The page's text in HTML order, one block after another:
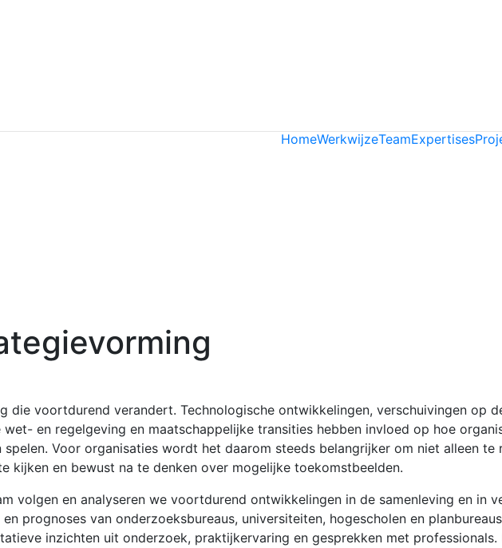
HomeWerkwijzeTeamExpertises
die voortdurend verandert. Technologische ontwikkelingen, verschuivingen op
en regelgeving en maatschappelijke transities hebben invloed op hoe
Voor organisaties wordt het daarom steeds belangrijker om niet alleen te
kijken en bewust na te denken over mogelijke toekomstbeelden.
volgen en analyseren we voortdurend ontwikkelingen in de samenleving en in
prognoses van onderzoeksbureaus, universiteiten, hogescholen en
inzichten uit onderzoek, praktijkervaring en gesprekken met